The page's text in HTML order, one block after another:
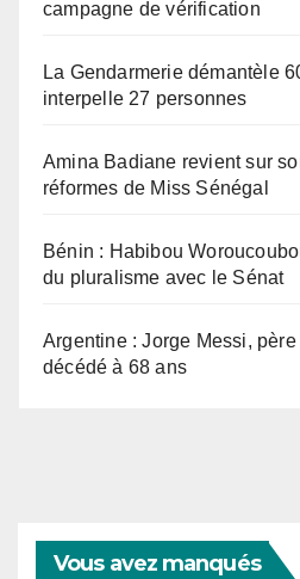
campagne de vérification
La Gendarmerie démantèle
interpelle 27 personnes
Amina Badiane revient sur
réformes de Miss Sénégal
Bénin : Habibou
du pluralisme avec le Sénat
Argentine : Jorge Messi,
décédé à 68 ans
Vous avez manqués